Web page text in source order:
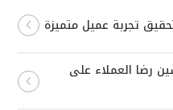
تجربة عميل متميزة
رضا العملاء على